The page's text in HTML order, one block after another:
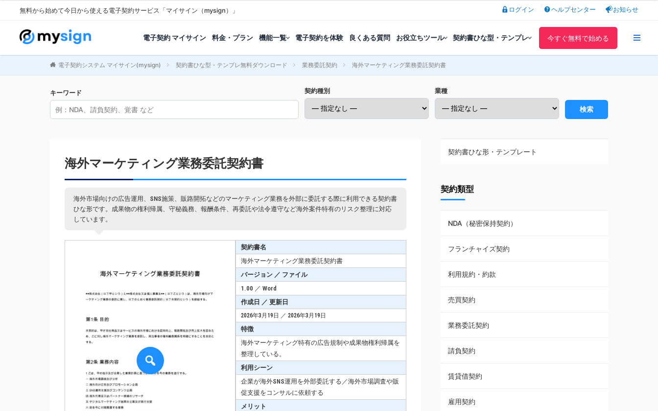
無料から始めて今日から使える電子契約サービス「マイサイン（mysign）」 ログイン ヘルプセンター お知らせ
電子契約 マイサイン 料金・プラン 機能一覧 電子契約を体験 良くある質問 お役立ちツール 契約書ひな型・テンプレ 今すぐ無料で始める
電子契約システム マイサイン(mysign) 契約書ひな型・テンプレ無料ダウンロード 業務委託契約 海外マーケティング業務委託契約書
キーワード 契約種別 業種
検索
海外マーケティング業務委託契約書
海外市場向けの広告運用、SNS施策、販路開拓などのマーケティング業務を外部に委託する際に利用できる契約書
ひな形です。成果物の権利帰属、守秘義務、報酬条件、再委託や法令遵守など海外案件特有のリスク整理に対応
しています。
契約書名
海外マーケティング業務委託契約書
バージョン ／ ファイル
1.00 ／ Word
作成日 ／ 更新日
2026年3月19日 ／ 2026年3月19日
特徴
海外マーケティング特有の広告規制や成果物権利帰属を
整理している。
利用シーン
企業が海外SNS運用を外部委託する／海外市場調査や販
促支援をコンサルに依頼する
メリット
契約書ひな形・テンプレート
NDA（秘密保持契約）
業務委託契約
利用規約・約款
覚書・合意書・同意書
承諾書
雇用契約
その他契約・書面
売買契約
株主総会議事録・関連書類
契約類型
NDA（秘密保持契約）
フランチャイズ契約
利用規約・約款
売買契約
業務委託契約
請負契約
賃貸借契約
雇用契約